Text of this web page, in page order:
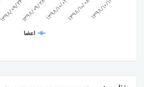
اعضا
09/241398/09/281398/10/021398/10/081398/10/11